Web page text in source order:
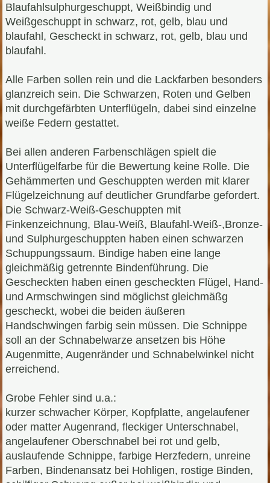
Blaufahlsulphurgeschuppt, Weißbindig und
Weißgeschuppt in schwarz, rot, gelb, blau und
blaufahl, Gescheckt in schwarz, rot, gelb, blau und
blaufahl.
Alle Farben sollen rein und die Lackfarben besonders
glanzreich sein. Die Schwarzen, Roten und Gelben
mit durchgefärbten Unterflügeln, dabei sind einzelne
weiße Federn gestattet.
Bei allen anderen Farbenschlägen spielt die
Unterflügelfarbe für die Bewertung keine Rolle. Die
Gehämmerten und Geschuppten werden mit klarer
Flügelzeichnung auf deutlicher Grundfarbe gefordert.
Die Schwarz-Weiß-Geschuppten mit
Finkenzeichnung, Blau-Weiß, Blaufahl-Weiß-,Bronze-
und Sulphurgeschuppten haben einen schwarzen
Schuppungssaum. Bindige haben eine lange
gleichmäßig getrennte Bindenführung. Die
Gescheckten haben einen gescheckten Flügel, Hand-
und Armschwingen sind möglichst gleichmäßg
gescheckt, wobei die beiden äußeren
Handschwingen farbig sein müssen. Die Schnippe
soll an der Schnabelwarze ansetzen bis Höhe
Augenmitte, Augenränder und Schnabelwinkel nicht
erreichend.
Grobe Fehler sind u.a.:
kurzer schwacher Körper, Kopfplatte, angelaufener
oder matter Augenrand, fleckiger Unterschnabel,
angelaufener Oberschnabel bei rot und gelb,
auslaufende Schnippe, farbige Herzfedern, unreine
Farben, Bindenansatz bei Hohligen, rostige Binden,